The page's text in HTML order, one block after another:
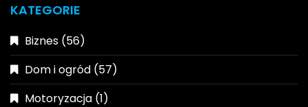
KATEGORIE
Biznes (56)
Dom i ogród (57)
Motoryzacja (1)